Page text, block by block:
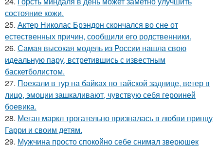
состояние кожи.
25. Актер Николас Брэндон скончался во сне от
естественных причин, сообщили его родственники.
26. Самая высокая модель из России нашла свою
идеальную пару, встретившись с известным
баскетболистом.
27. Поехали в тур на байках по тайской заднице, ветер в
лицо, эмоции зашкаливают, чувствую себя героиней
боевика.
28. Меган маркл трогательно призналась в любви принцу
Гарри и своим детям.
29. Мужчина просто спокойно себе снимал зверюшек